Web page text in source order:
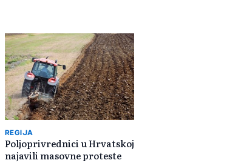
REGIJA
Poljoprivrednici u Hrvatskoj
najavili masovne proteste